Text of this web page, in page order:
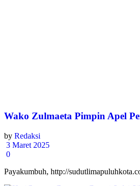
Wako Zulmaeta Pimpin Apel
by Redaksi
3 Maret 2025
0
Payakumbuh, http://